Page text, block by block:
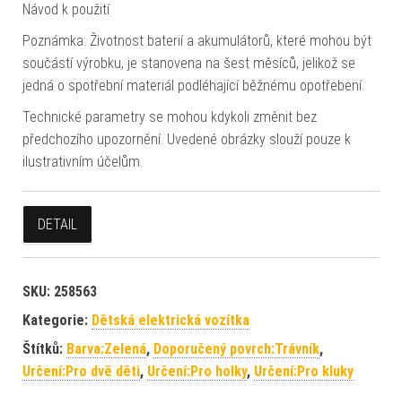
Návod k použití
Poznámka: Životnost baterií a akumulátorů, které mohou být
součástí výrobku, je stanovena na šest měsíců, jelikož se
jedná o spotřební materiál podléhající běžnému opotřebení.
Technické parametry se mohou kdykoli změnit bez
předchozího upozornění. Uvedené obrázky slouží pouze k
ilustrativním účelům.
DETAIL
SKU: 258563
Kategorie: Dětská elektrická vozítka
Štítků: Barva:Zelená, Doporučený povrch:Trávník,
Určení:Pro dvě děti, Určení:Pro holky, Určení:Pro kluky